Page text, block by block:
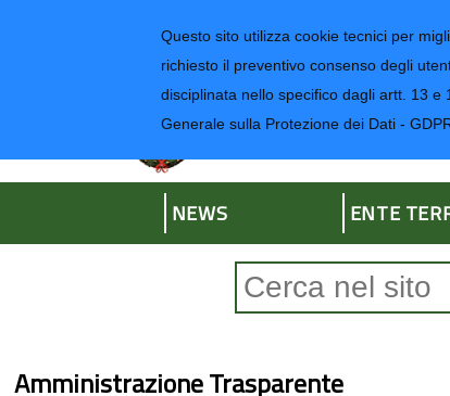
Questo sito utilizza cookie tecnici per
richiesto il preventivo consenso degli
disciplinata nello specifico dagli artt. 13
Generale sulla Protezione dei Dati -
Regione Liguria
Provincia di
NEWS ENTE
Amministrazione Trasparente